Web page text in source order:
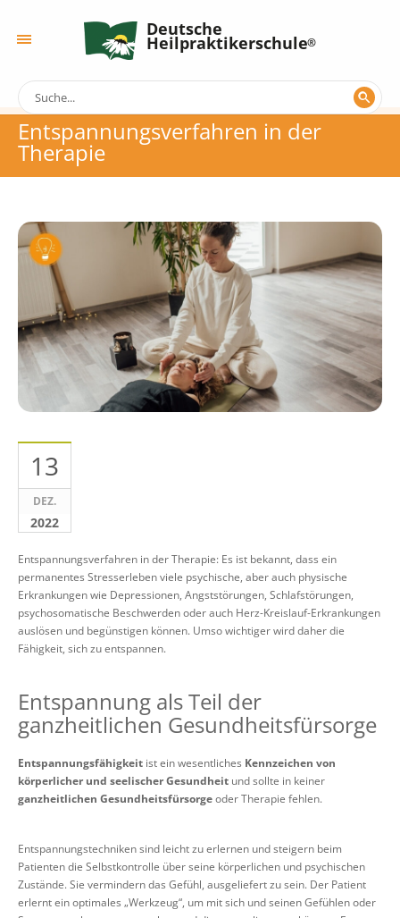
Deutsche
Heilpraktikerschule
Entspannungsverfahren in der
Therapie
13
DEZ.
2022
Entspannungsverfahren in der Therapie: Es ist bekannt, dass ein
permanentes Stresserleben viele psychische, aber auch physische
Erkrankungen wie Depressionen, Angststörungen, Schlafstörungen,
psychosomatische Beschwerden oder auch Herz-Kreislauf-Erkrankungen
auslösen und begünstigen können. Umso wichtiger wird daher die
Fähigkeit, sich zu entspannen.
Entspannung als Teil der
ganzheitlichen Gesundheitsfürsorge
Entspannungsfähigkeit ist ein wesentliches Kennzeichen von
körperlicher und seelischer Gesundheit und sollte in keiner
ganzheitlichen Gesundheitsfürsorgeoder Therapie fehlen.
Entspannungstechniken sind leicht zu erlernen und steigern beim
Patienten die Selbstkontrolle über seine körperlichen und psychischen
Zustände. Sie vermindern das Gefühl, ausgeliefert zu sein. Der Patient
erlernt ein optimales „Werkzeug“, um mit sich und seinen Gefühlen oder